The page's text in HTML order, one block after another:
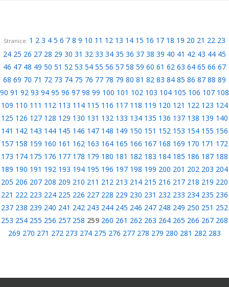
Stranice: 1 2 3 4 5 6 7 8 9 10 11 12 13 14 15 16 17 18 19 20 21 22 23
24 25 26 27 28 29 30 31 32 33 34 35 36 37 38 39 40 41 42 43 44 45
46 47 48 49 50 51 52 53 54 55 56 57 58 59 60 61 62 63 64 65 66 67
68 69 70 71 72 73 74 75 76 77 78 79 80 81 82 83 84 85 86 87 88 89
90 91 92 93 94 95 96 97 98 99 100 101 102 103 104 105 106 107 108
109 110 111 112 113 114 115 116 117 118 119 120 121 122 123 124
125 126 127 128 129 130 131 132 133 134 135 136 137 138 139 140
141 142 143 144 145 146 147 148 149 150 151 152 153 154 155 156
157 158 159 160 161 162 163 164 165 166 167 168 169 170 171 172
173 174 175 176 177 178 179 180 181 182 183 184 185 186 187 188
189 190 191 192 193 194 195 196 197 198 199 200 201 202 203 204
205 206 207 208 209 210 211 212 213 214 215 216 217 218 219 220
221 222 223 224 225 226 227 228 229 230 231 232 233 234 235 236
237 238 239 240 241 242 243 244 245 246 247 248 249 250 251 252
253 254 255 256 257 258 259 260 261 262 263 264 265 266 267 268
269 270 271 272 273 274 275 276 277 278 279 280 281 282 283